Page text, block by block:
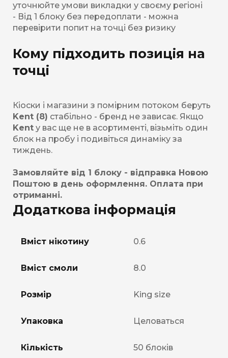
уточнюйте умови викладки у своєму регіоні
- Від 1 блоку без передоплати - можна
перевірити попит на точці без ризику
Кому підходить позиція на
точці
Кіоски і магазини з помірним потоком беруть
Kent (8) стабільно - бренд не зависає. Якщо
Kent у вас ще не в асортименті, візьміть один
блок на пробу і подивіться динаміку за
тиждень.
Замовляйте від 1 блоку - відправка Новою
Поштою в день оформлення. Оплата при
отриманні.
Додаткова інформація
Вміст нікотину 0.6
Вміст смоли 8.0
Розмір King size
Упаковка Целоваться
Кількість 50 блоків